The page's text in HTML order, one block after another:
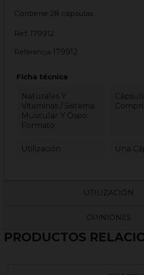
Contiene 28 cápsulas
Ref: 179912
Referencia 179912
Ficha técnica
Naturales Y
Vitaminas / Sistema
Muscular Y Óseo:
Formato
Utilización Una
UTILIZACIÓN
OPINIONES
PRODUCTOS